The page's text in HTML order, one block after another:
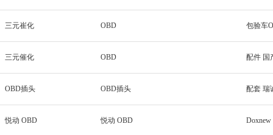
三元崔化 OBD 包验车
三元催化 OBD 配件 国
OBD插头 OBD插头 配套 瑞
悦动 OBD 悦动 OBD Doxnew